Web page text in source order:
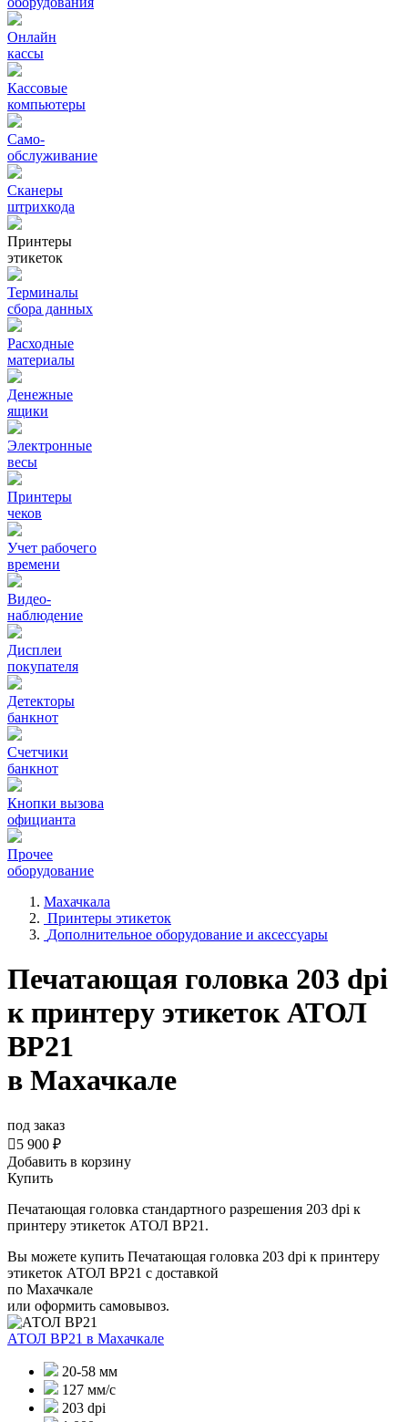
Онлайн
кассы
Кассовые
компьютеры
Само-
обслуживание
Сканеры
штрихкода
Принтеры
этикеток
Терминалы
сбора данных
Расходные
материалы
Денежные
ящики
Электронные
весы
Принтеры
чеков
Учет рабочего
времени
Видео‑
наблюдение
Дисплеи
покупателя
Детекторы
банкнот
Счетчики
банкнот
Кнопки вызова
официанта
Прочее
оборудование
Махачкала
Принтеры этикеток
Дополнительное оборудование и аксессуары
Печатающая головка 203 dpi
к принтеру этикеток АТОЛ
BP21
в Махачкале
под заказ
5 900 ₽
Добавить в корзину
Купить
Печатающая головка стандартного разрешения 203 dpi к
принтеру этикеток АТОЛ BP21.
Вы можете купить Печатающая головка 203 dpi к принтеру
этикеток АТОЛ BP21 с доставкой
по Махачкале
или оформить самовывоз.
АТОЛ BP21 в Махачкале
20-58 мм
127 мм/с
203 dpi